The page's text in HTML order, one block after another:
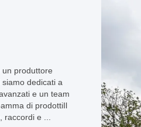
un produttore
dedicati a
e un team
di prodottiIl
e ...